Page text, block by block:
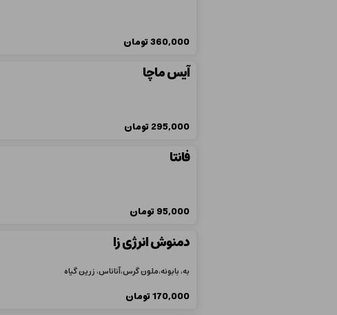
360,000تومان
آیس ماچا
295,000تومان
فانتا
95,000تومان
دمنوش انرژی زا
به، بابونه،ملون گرس،آناناس، زرین گیاه
170,000تومان